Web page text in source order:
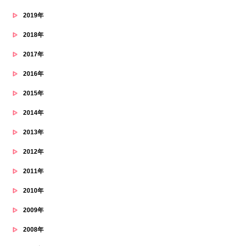
2019年
2018年
2017年
2016年
2015年
2014年
2013年
2012年
2011年
2010年
2009年
2008年